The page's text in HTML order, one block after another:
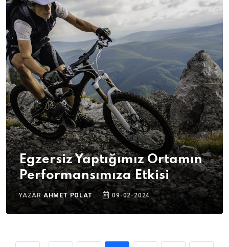
Egzersiz Yaptığımız Ortamın
Performansımıza Etkisi
YAZARAHMET POLAT 09-02-2024